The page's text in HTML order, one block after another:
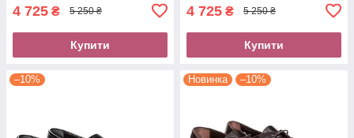
4 725 ₴ 5 250 ₴
Купити
4 725 ₴ 5 250 ₴
Купити
–10% Новинка –10%